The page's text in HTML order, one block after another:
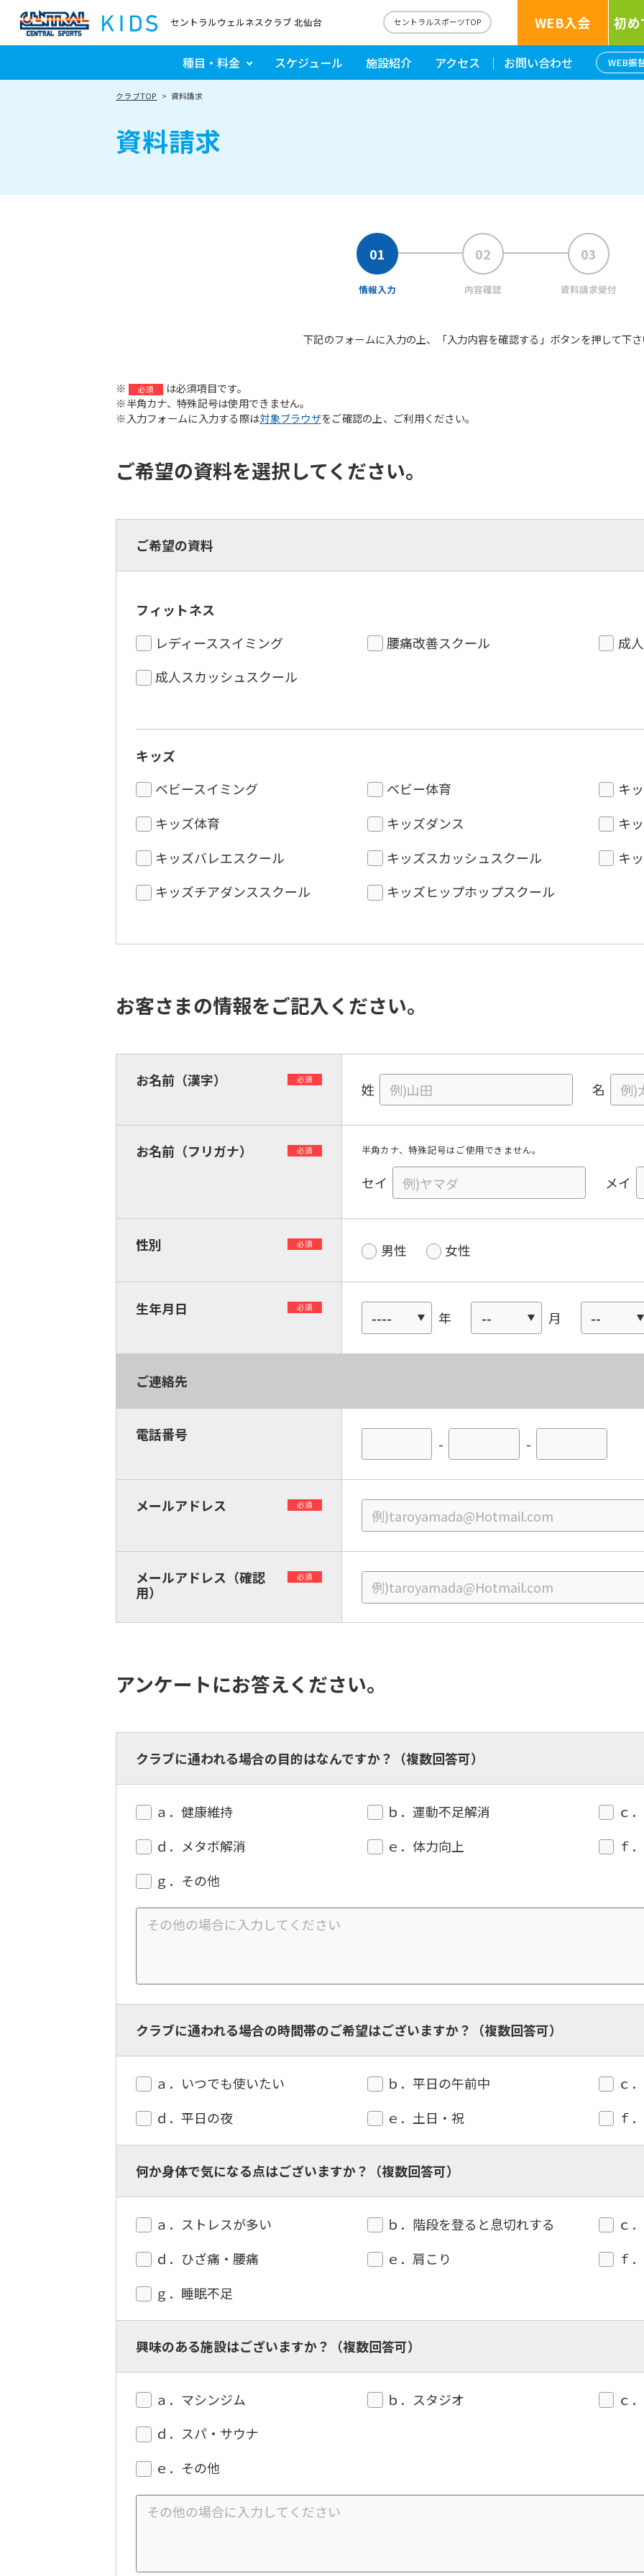
セントラルウェルネスクラブ 北仙台 セントラルスポーツTOP WEB入会 初
種目・料金 スケジュール 施設紹介 アクセス お問い合わせ WEB振
クラブTOP 資料請求
資料請求
情報入力 内容確認 資料請求受付
下記のフォームに入力の上、「入力内容を確認する」ボタンを押して下
※ 必須
は必須項目です。
※半角カナ、特殊記号は使用できません。
※入力フォームに入力する際は対象ブラウザをご確認の上、ご利用ください。
ご希望の資料を選択してください。
ご希望の資料
フィットネス
レディーススイミング
腰痛改善スクール
成
成人スカッシュスクール
キッズ
ベビースイミング
ベビー体育
キ
キッズ体育
キッズダンス
キ
キッズバレエスクール
キッズスカッシュスクール
キ
キッズチアダンススクール
キッズヒップホップスクール
お客さまの情報をご記入ください。
お名前（漢字） 必須
姓 名
お名前（フリガナ） 必須 半角カナ、特殊記号はご使用できません。
セイ メイ
性別 必須 男性 女性
生年月日 必須
年 月
ご連絡先
電話番号
- -
メールアドレス 必須
メールアドレス（確認
用）
必須
アンケートにお答えください。
クラブに通われる場合の目的はなんですか？（複数回答可）
ａ．健康維持 ｂ．運動不足解消
ｃ
ｄ．メタボ解消
ｅ．体力向上
ｆ
ｇ．その他
クラブに通われる場合の時間帯のご希望はございますか？（複数回答可）
ａ．いつでも使いたい ｂ．平日の午前中
ｃ
ｄ．平日の夜
ｅ．土日・祝 ｆ
何か身体で気になる点はございますか？（複数回答可）
ａ．ストレスが多い ｂ．階段を登ると息切れする
ｃ
ｄ．ひざ痛・腰痛
ｅ．肩こり
ｆ
ｇ．睡眠不足
興味のある施設はございますか？（複数回答可）
ａ．マシンジム ｂ．スタジオ
ｃ
ｄ．スパ・サウナ
ｅ．その他
For foreigners
automatically translated into
English. Click the link below (start
automatic translation) to return to
the top page.
translation service, the Japanese
the service.
Automatic translation start